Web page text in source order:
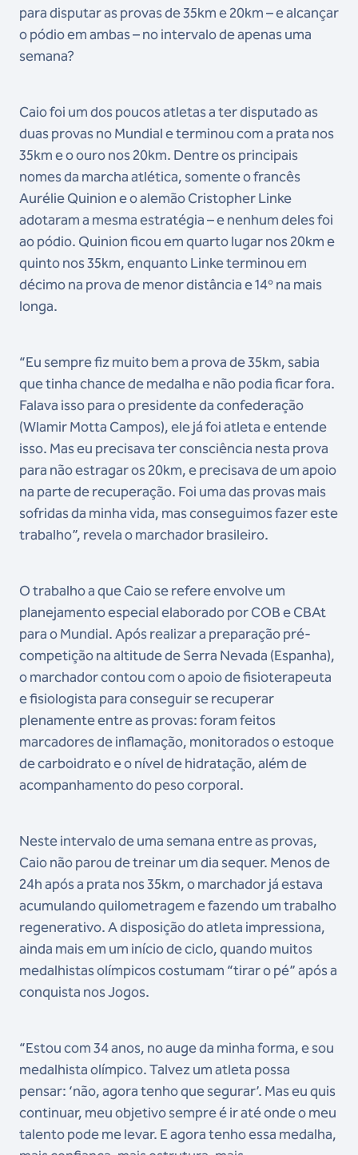
para disputar as provas de 35km e 20km – e alcançar
o pódio em ambas – no intervalo de apenas uma
semana?
Caio foi um dos poucos atletas a ter disputado as
duas provas no Mundial e terminou com a prata nos
35km e o ouro nos 20km. Dentre os principais
nomes da marcha atlética, somente o francês
Aurélie Quinion e o alemão Cristopher Linke
adotaram a mesma estratégia – e nenhum deles foi
ao pódio. Quinion ficou em quarto lugar nos 20km e
quinto nos 35km, enquanto Linke terminou em
décimo na prova de menor distância e 14º na mais
longa.
“Eu sempre fiz muito bem a prova de 35km, sabia
que tinha chance de medalha e não podia ficar fora.
Falava isso para o presidente da confederação
(Wlamir Motta Campos), ele já foi atleta e entende
isso. Mas eu precisava ter consciência nesta prova
para não estragar os 20km, e precisava de um apoio
na parte de recuperação. Foi uma das provas mais
sofridas da minha vida, mas conseguimos fazer este
trabalho”, revela o marchador brasileiro.
O trabalho a que Caio se refere envolve um
planejamento especial elaborado por COB e CBAt
para o Mundial. Após realizar a preparação pré-
competição na altitude de Serra Nevada (Espanha),
o marchador contou com o apoio de fisioterapeuta
e fisiologista para conseguir se recuperar
plenamente entre as provas: foram feitos
marcadores de inflamação, monitorados o estoque
de carboidrato e o nível de hidratação, além de
acompanhamento do peso corporal.
Neste intervalo de uma semana entre as provas,
Caio não parou de treinar um dia sequer. Menos de
24h após a prata nos 35km, o marchador já estava
acumulando quilometragem e fazendo um trabalho
regenerativo. A disposição do atleta impressiona,
ainda mais em um início de ciclo, quando muitos
medalhistas olímpicos costumam “tirar o pé” após a
conquista nos Jogos.
“Estou com 34 anos, no auge da minha forma, e sou
medalhista olímpico. Talvez um atleta possa
pensar: ‘não, agora tenho que segurar’. Mas eu quis
continuar, meu objetivo sempre é ir até onde o meu
talento pode me levar. E agora tenho essa medalha,